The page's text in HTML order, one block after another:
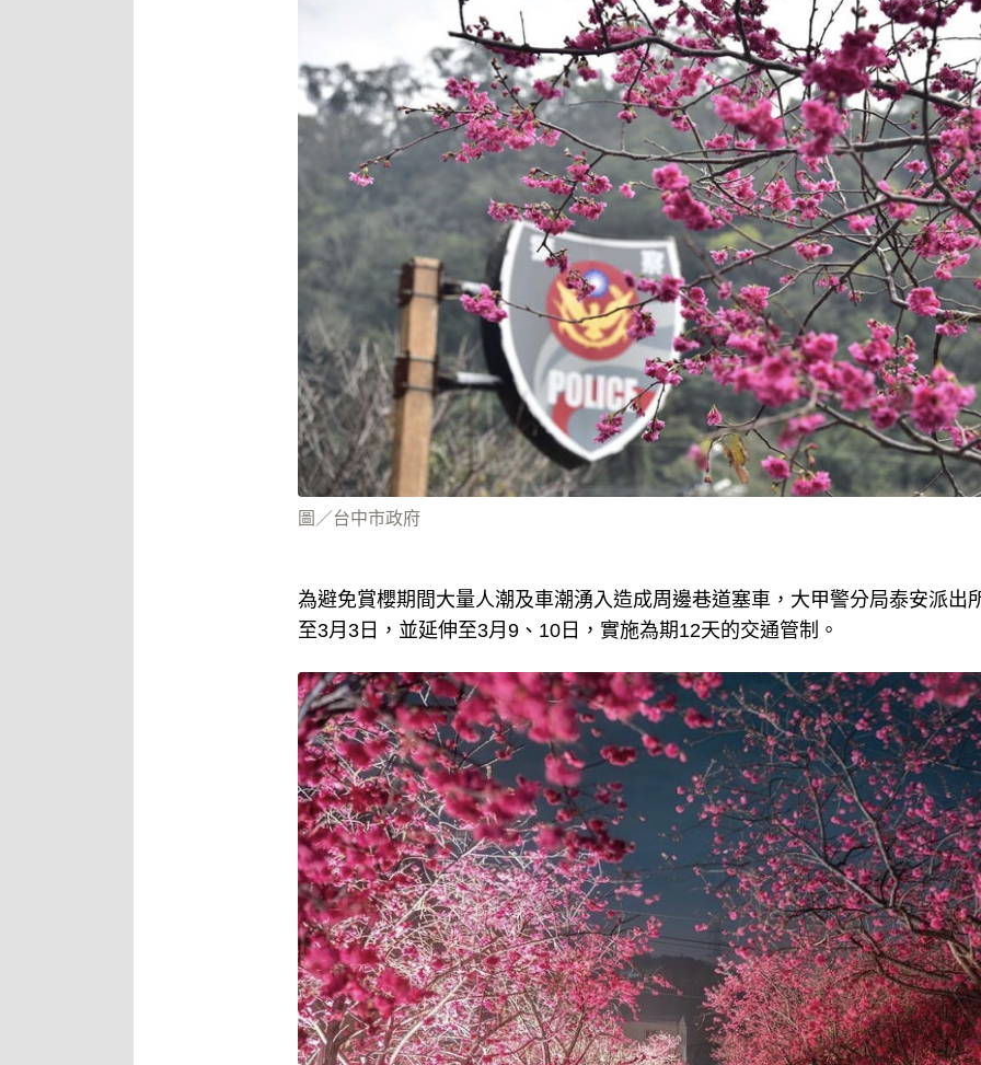
圖／台中市政府
為避免賞櫻期間大量人潮及車潮湧入造成周邊巷道塞車，大甲警分局泰安派出
至3月3日，並延伸至3月9、10日，實施為期12天的交通管制。